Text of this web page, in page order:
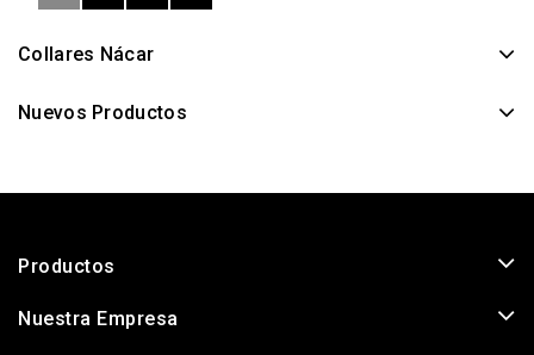
Collares Nácar
Nuevos Productos
Productos
Nuestra Empresa